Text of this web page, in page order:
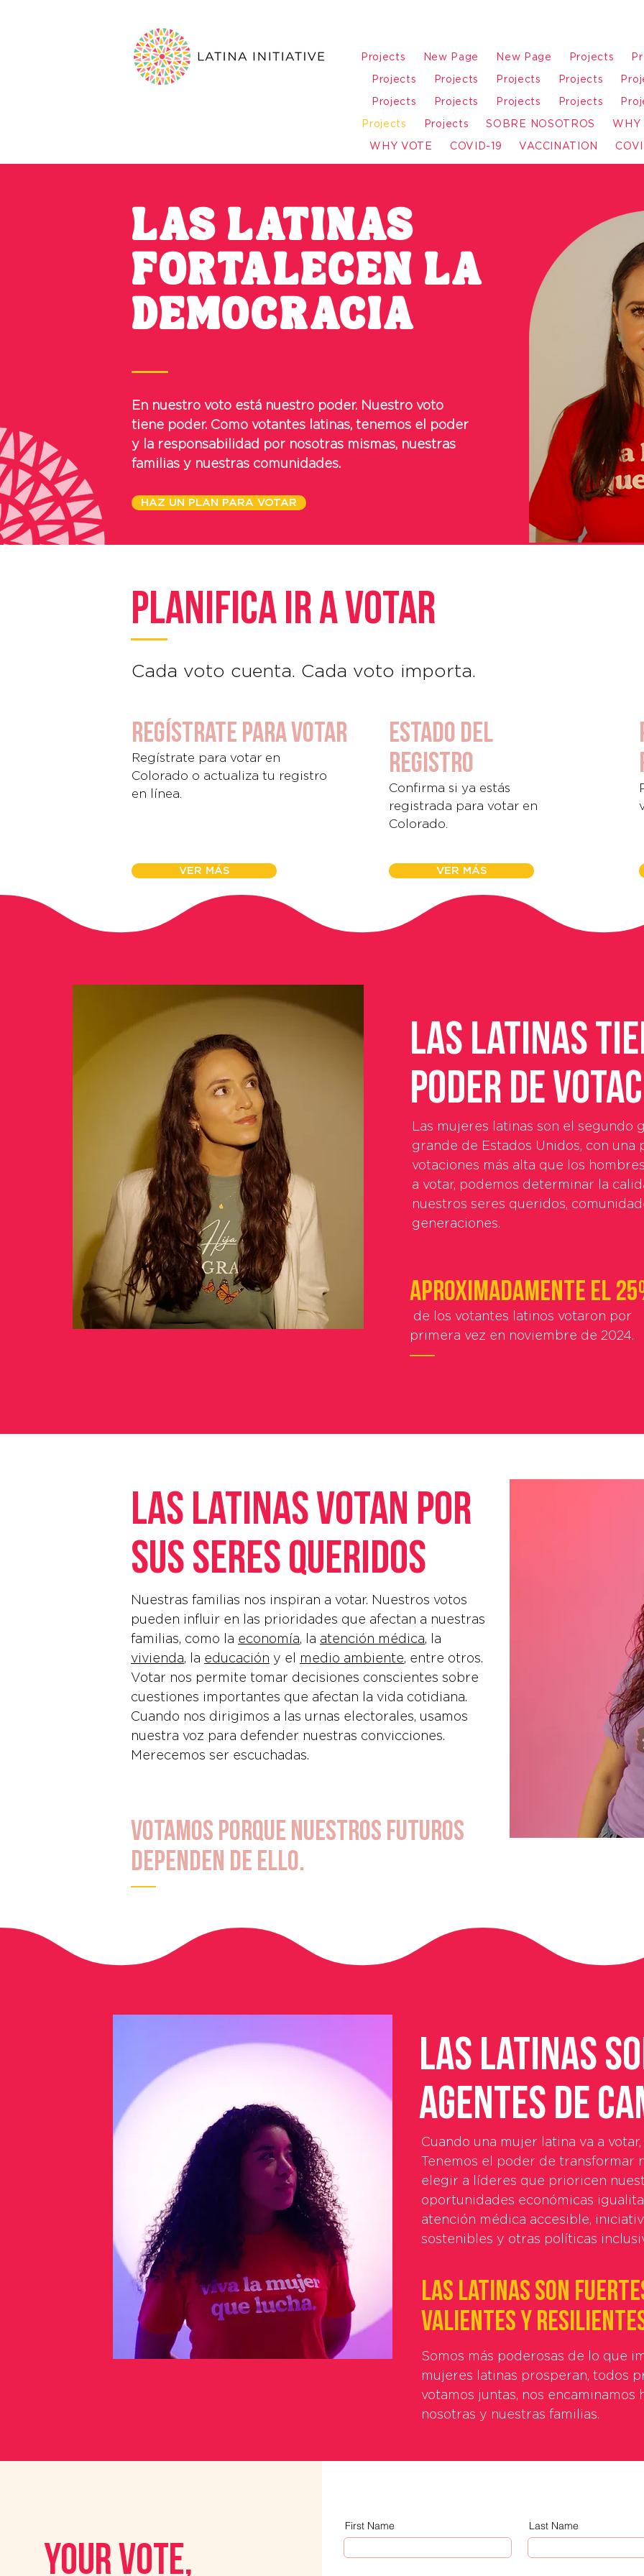
Projects New Page New Page Projects
Projects Projects Projects Projects
Projects Projects Projects Projects
Projects Projects SOBRE NOSOTROS WHY
WHY VOTE COVID-19 VACCINATION
LAS LATINAS
FORTALECEN LA
DEMOCRACIA
En nuestro voto está nuestro poder. Nuestro voto
tiene poder. Como votantes latinas, tenemos el poder
y la responsabilidad por nosotras mismas, nuestras
familias y nuestras comunidades.
HAZ UN PLAN PARA VOTAR
Planifica ir a votar
Cada voto cuenta. Cada voto importa.
Regístrate para votar
Regístrate para votar en
Colorado o actualiza tu registro
en línea.
VER MÁS
Estado del
registro
Confirma si ya estás
registrada para votar en
Colorado.
VER MÁS
Las latinas
poder de
Las mujeres latinas son el segundo
grande de Estados Unidos, con una
votaciones más alta que los
a votar, podemos determinar la
nuestros seres queridos,
generaciones.
Aproximadamente el
de los votantes latinos votaron por
primera vez en noviembre de 2024.
Las latinas votan por
sus seres queridos
Nuestras familias nos inspiran a votar. Nuestros votos
pueden influir en las prioridades que afectan a nuestras
familias, como la economía, la atención médica, la
vivienda, la educación y el medio ambiente, entre otros.
Votar nos permite tomar decisiones conscientes sobre
cuestiones importantes que afectan la vida cotidiana.
Cuando nos dirigimos a las urnas electorales, usamos
nuestra voz para defender nuestras convicciones.
Merecemos ser escuchadas.
Votamos porque nuestros futuros
dependen de ello.
Las latinas
agentes de
Cuando una mujer latina va a
Tenemos el poder de transformar
elegir a líderes que prioricen
oportunidades económicas
atención médica accesible,
sostenibles y otras políticas
Las latinas son
valientes y
Somos más poderosas de lo que
mujeres latinas prosperan, todos
votamos juntas, nos encaminamos
nosotras y nuestras familias.
your vote,
First Name Last Name